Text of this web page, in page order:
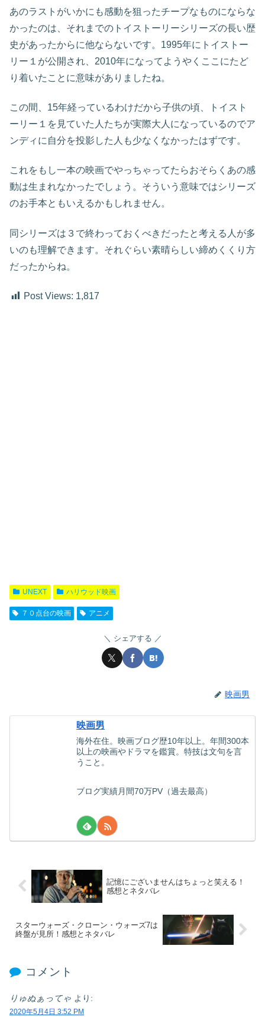
あのラストがいかにも感動を狙ったチープなものにならな
かったのは、それまでのトイストーリーシリーズの長い歴
史があったからに他ならないです。1995年にトイストー
リー１が公開され、2010年になってようやくここにたど
り着いたことに意味がありましたね。
この間、15年経っているわけだから子供の頃、トイスト
ーリー１を見ていた人たちが実際大人になっているのでア
ンディに自分を投影した人も少なくなかったはずです。
これをもし一本の映画でやっちゃってたらおそらくあの感
動は生まれなかったでしょう。そういう意味ではシリーズ
のお手本ともいえるかもしれません。
同シリーズは３で終わっておくべきだったと考える人が多
いのも理解できます。それぐらい素晴らしい締めくくり方
だったからね。
Post Views: 1,817
UNEXT ハリウッド映画
７０点台の映画 アニメ
シェアする
映画男
映画男
海外在住。映画ブログ歴10年以上。年間300本
以上の映画やドラマを鑑賞。特技は文句を言
うこと。
ブログ実績月間70万PV（過去最高）
記憶にございませんはちょっと笑える！
感想とネタバレ
スターウォーズ・クローン・ウォーズ7は
終盤が見所！感想とネタバレ
コメント
りゅぬぁってゃ より:
2020年5月4日 3:52 PM